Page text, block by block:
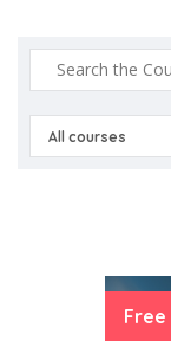
All courses
Free